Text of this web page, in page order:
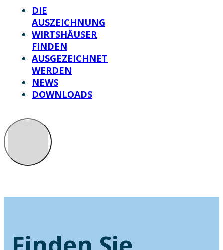
DIE
AUSZEICHNUNG
WIRTSHÄUSER
FINDEN
AUSGEZEICHNET
WERDEN
NEWS
DOWNLOADS